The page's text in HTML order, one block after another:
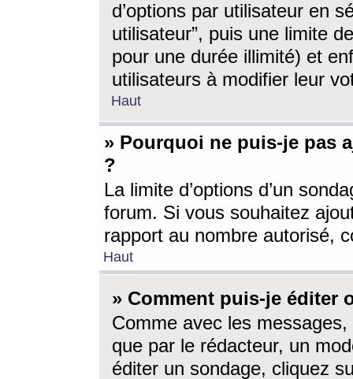
d’options par utilisateur en
utilisateur”, puis une limite
pour une durée illimité) et
utilisateurs à modifier leur
Haut
» Pourquoi ne puis-je pas
?
La limite d’options d’un
forum. Si vous souhaitez
rapport au nombre autorisé,
Haut
» Comment puis-je éditer
Comme avec les
que par le rédacteur, un
éditer un sondage, cliquez